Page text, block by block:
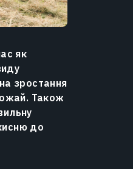
як
зростання
Також
до